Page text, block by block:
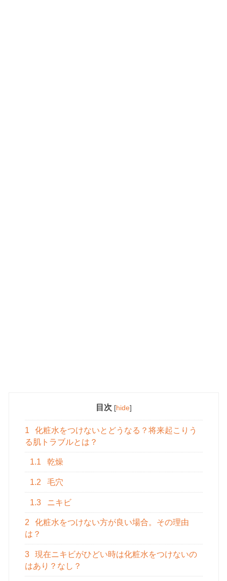
目次 [hide]
1
化粧水をつけないとどうなる？将来起こりう
る肌トラブルとは？
1.1 乾燥
1.2 毛穴
1.3 ニキビ
2
化粧水をつけない方が良い場合。その理由
は？
3
現在ニキビがひどい時は化粧水をつけないの
はあり？なし？